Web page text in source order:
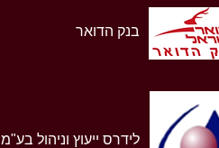
בנק הדואר
לידרס ייעוץ וניהול בע"מ